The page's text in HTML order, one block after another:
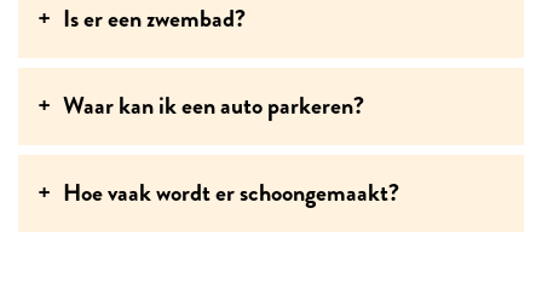
Is er een zwembad?
Waar kan ik een auto parkeren?
Hoe vaak wordt er schoongemaakt?